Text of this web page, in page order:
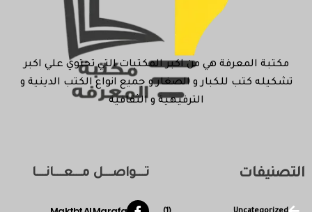
مكتبة المعرفة هي من اكبر المكتبات التي تحتوي علي اكبر
تشكيله كتب للكبار و الصغار و جميع انواع الكتب الدينية و
الترفيهية و الثقافية
التصنيفات تـــواصـــل مـــعـــانـــا